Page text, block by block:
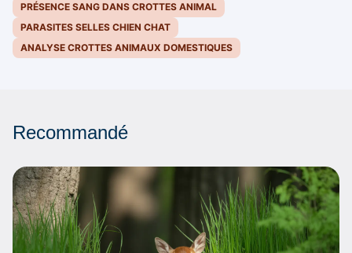
PRÉSENCE SANG DANS CROTTES ANIMAL
PARASITES SELLES CHIEN CHAT
ANALYSE CROTTES ANIMAUX DOMESTIQUES
Recommandé